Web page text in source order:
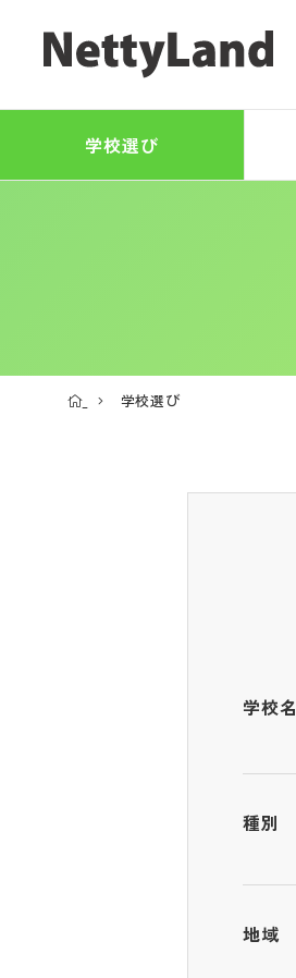
学校選び
学校選び
学校名
種別
地域